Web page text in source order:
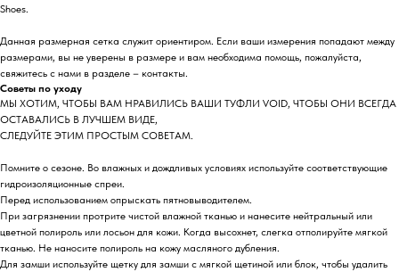
Shoes.
Данная размерная сетка служит ориентиром. Если ваши измерения попадают между
размерами, вы не уверены в размере и вам необходима помощь, пожалуйста,
свяжитесь с нами в разделе – контакты.
Советы по уходу
МЫ ХОТИМ, ЧТОБЫ ВАМ НРАВИЛИСЬ ВАШИ ТУФЛИ VOID, ЧТОБЫ ОНИ ВСЕГДА
ОСТАВАЛИСЬ В ЛУЧШЕМ ВИДЕ,
СЛЕДУЙТЕ ЭТИМ ПРОСТЫМ СОВЕТАМ.
Помните о сезоне. Во влажных и дождливых условиях используйте соответствующие
гидроизоляционные спреи.
Перед использованием опрыскать пятновыводителем.
При загрязнении протрите чистой влажной тканью и нанесите нейтральный или
цветной полироль или лосьон для кожи. Когда высохнет, слегка отполируйте мягкой
тканью. Не наносите полироль на кожу масляного дубления.
Для замши используйте щетку для замши с мягкой щетиной или блок, чтобы удалить